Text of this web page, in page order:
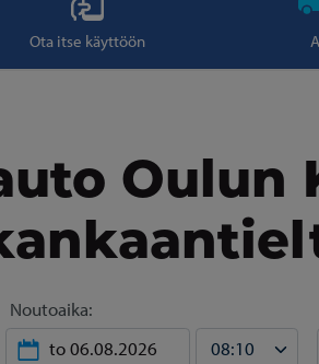
Ota itse käyttöön
Oulun
Noutoaika: